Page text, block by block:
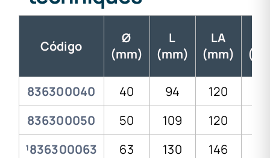
Código
Ø
(mm)
L
(mm)
LA
(mm)
836300040 40 94 120
836300050
50 109 120
¹836300063
63 130 146